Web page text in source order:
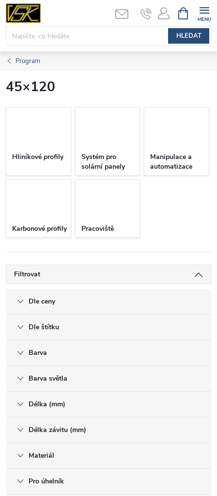
Přejít
obsah
HLEDAT
NÁKUPNÍ
KOŠÍK
Program
45×120
Hliníkové profily
Systém pro
solární panely
Manipulace a
automatizace
Karbonové profily Pracoviště
Filtrovat
Dle ceny
Dle štítku
Barva
Barva světla
Délka (mm)
Délka závitu (mm)
Materiál
Pro úhelník